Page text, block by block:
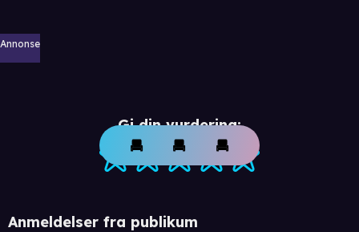
Annonse
Gi din vurdering:
Anmeldelser fra publikum